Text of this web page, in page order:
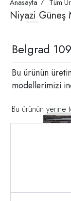
Anasayfa Tüm
Niyazi Güneş
Belgrad
Bu ürünün
modellerimizi
Bu ürünün yerine